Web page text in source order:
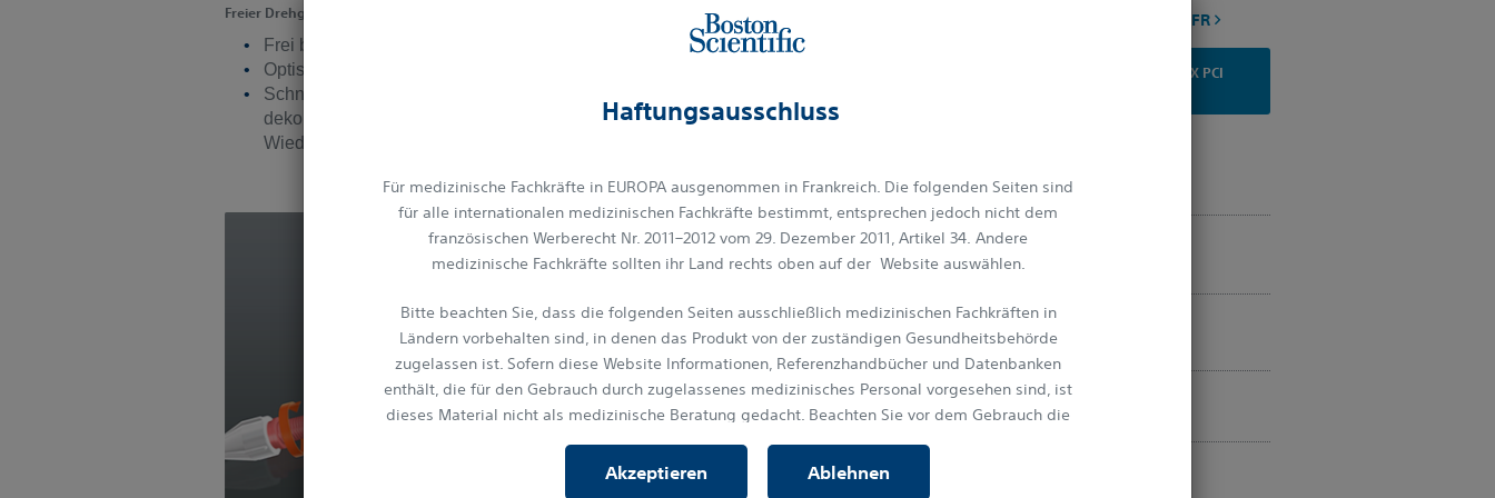
Haftungsausschluss
Für medizinische Fachkräfte in EUROPA ausgenommen in Frankreich. Die folgenden Seiten sind
für alle internationalen medizinischen Fachkräfte bestimmt, entsprechen jedoch nicht dem
französischen Werberecht Nr. 2011–2012 vom 29. Dezember 2011, Artikel 34. Andere
medizinische Fachkräfte sollten ihr Land rechts oben auf der Website auswählen.
Bitte beachten Sie, dass die folgenden Seiten ausschließlich medizinischen Fachkräften in
Ländern vorbehalten sind, in denen das Produkt von der zuständigen Gesundheitsbehörde
zugelassen ist. Sofern diese Website Informationen, Referenzhandbücher und Datenbanken
enthält, die für den Gebrauch durch zugelassenes medizinisches Personal vorgesehen sind, ist
dieses Material nicht als medizinische Beratung gedacht. Beachten Sie vor dem Gebrauch die
Akzeptieren Ablehnen
Freier Drehgriff
Frei bewegbare Drehvorrichtung für minimalen Widerstand
Optische Sensortechnologie für zuverlässige Messung
Schnelle und zuverlässige Drahtkonnektierung/-
dekonnektierung für PCI-Interventionen und
Wiederholungsmessungen
Multi-modales POLARIS-System für IVUS & FFR
WERDEN SIE MITGLIED IN UNSERER COMPLEX PCI
AD-Mitarbeiter kontaktieren
Fragen einreichen
Fallstudie herunterladen
Lernen Sie auf EDUCARE